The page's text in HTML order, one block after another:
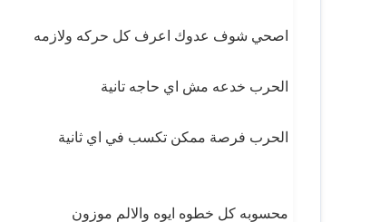
اصحي شوف عدوك اعرف كل حركه ولازمه
الحرب خدعه مش اي حاجه تانية
الحرب فرصة ممكن تكسب في اي ثانية
محسوبه كل خطوه ايوه والالم موزون